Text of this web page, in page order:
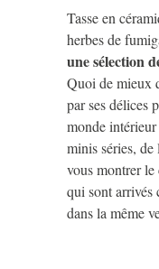
Tasse en
herbes de
une sélection
Quoi de mieux
par ses délices
monde intérieur
minis séries, de
vous montrer
qui sont arrivés
dans la même